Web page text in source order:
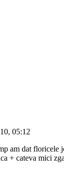
05:12
am dat
+ cateva mici